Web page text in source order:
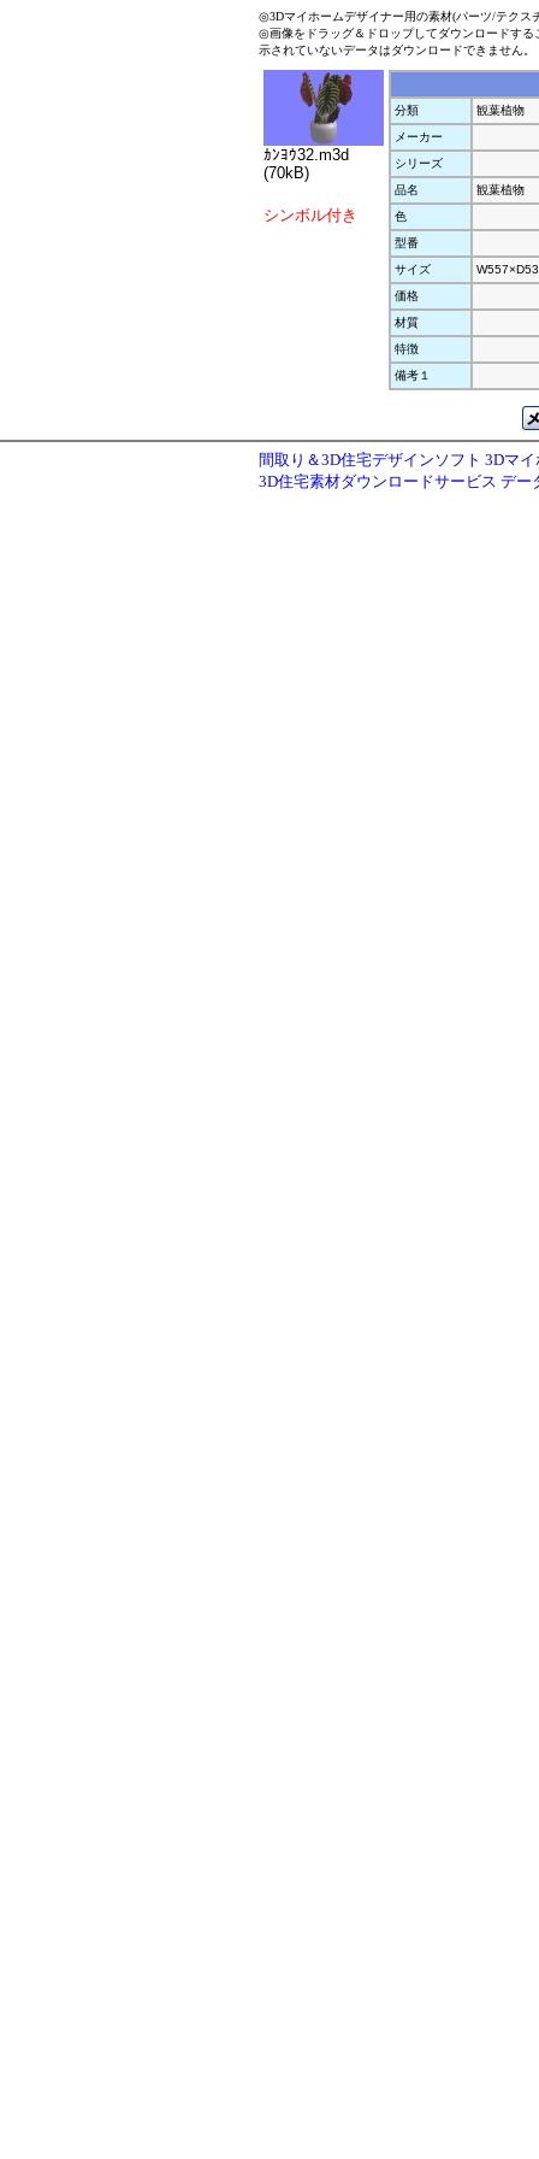
◎3Dマイホームデザイナー用の素材(パーツ/テクス
◎画像をドラッグ＆ドロップしてダウンロードす
示されていないデータはダウンロードできません。
ｶﾝﾖｳ32.m3d
(70kB)
シンボル付き
分類
観葉植物
メーカー
シリーズ
品名
観葉植物
色
型番
サイズ
価格
材質
特徴
備考１
間取り＆3D住宅デザインソフト 3Dマ
3D住宅素材ダウンロードサービス デー